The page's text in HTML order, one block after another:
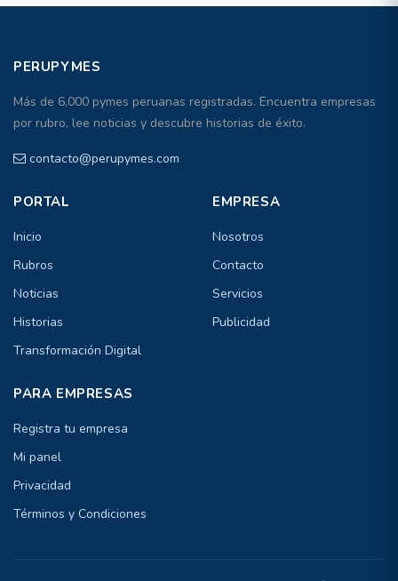
PERUPYMES
Más de 6,000 pymes peruanas registradas. Encuentra empresas
por rubro, lee noticias y descubre historias de éxito.
contacto@perupymes.com
PORTAL
Inicio
Rubros
Noticias
Historias
Transformación Digital
EMPRESA
Nosotros
Contacto
Servicios
Publicidad
PARA EMPRESAS
Registra tu empresa
Mi panel
Privacidad
Términos y Condiciones